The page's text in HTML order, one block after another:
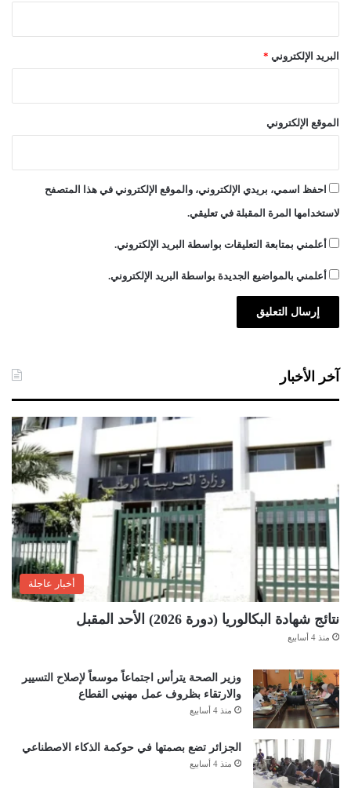
البريد الإلكتروني *
الموقع الإلكتروني
احفظ اسمي، بريدي الإلكتروني، والموقع الإلكتروني في هذا المتصفح
لاستخدامها المرة المقبلة في تعليقي.
أعلمني بمتابعة التعليقات بواسطة البريد الإلكتروني.
أعلمني بالمواضيع الجديدة بواسطة البريد الإلكتروني.
آخر الأخبار
أخبار عاجلة
نتائج شهادة البكالوريا (دورة 2026) الأحد المقبل
منذ 4 أسابيع
وزير الصحة يترأس اجتماعاً موسعاً لإصلاح التسيير
والارتقاء بظروف عمل مهنيي القطاع
منذ 4 أسابيع
الجزائر تضع بصمتها في حوكمة الذكاء الاصطناعي
منذ 4 أسابيع